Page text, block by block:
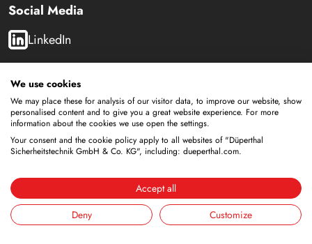
Social Media
LinkedIn
Sicherheitsschränke
Lagerung von brennbaren Flüssigkeiten
Lagerung zur Versorgung
Lagerung von Druckgasflaschen
Lagerung mit integrierter Entsorgung
We use cookies
We may place these for analysis of our visitor data, to improve our website, show
personalised content and to give you a great website experience. For more
information about the cookies we use open the settings.
Your consent and the cookie policy apply to all websites of "Düperthal
Sicherheitstechnik GmbH & Co. KG", including: dueperthal.com.
Accept all
Deny
Customize